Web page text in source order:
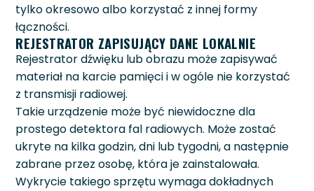
tylko okresowo albo korzystać z innej formy
łączności.
REJESTRATOR ZAPISUJĄCY DANE LOKALNIE
Rejestrator dźwięku lub obrazu może zapisywać
materiał na karcie pamięci i w ogóle nie korzystać
z transmisji radiowej.
Takie urządzenie może być niewidoczne dla
prostego detektora fal radiowych. Może zostać
ukryte na kilka godzin, dni lub tygodni, a następnie
zabrane przez osobę, która je zainstalowała.
Wykrycie takiego sprzętu wymaga dokładnych